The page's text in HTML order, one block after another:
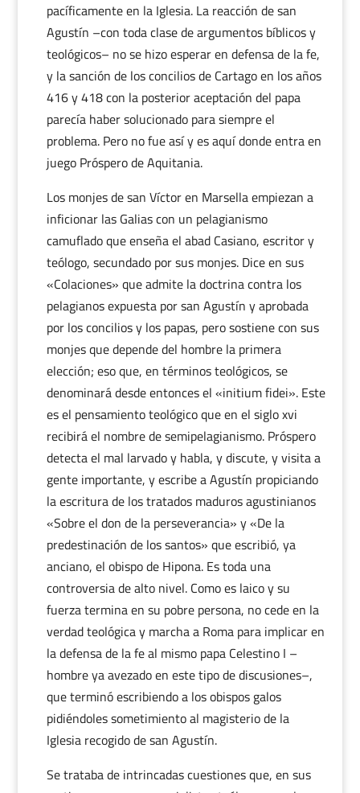
pacíficamente en la Iglesia. La reacción de san
Agustín –con toda clase de argumentos bíblicos y
teológicos– no se hizo esperar en defensa de la fe,
y la sanción de los concilios de Cartago en los años
416 y 418 con la posterior aceptación del papa
parecía haber solucionado para siempre el
problema. Pero no fue así y es aquí donde entra en
juego Próspero de Aquitania.
Los monjes de san Víctor en Marsella empiezan a
inficionar las Galias con un pelagianismo
camuflado que enseña el abad Casiano, escritor y
teólogo, secundado por sus monjes. Dice en sus
«Colaciones» que admite la doctrina contra los
pelagianos expuesta por san Agustín y aprobada
por los concilios y los papas, pero sostiene con sus
monjes que depende del hombre la primera
elección; eso que, en términos teológicos, se
denominará desde entonces el «initium fidei». Este
es el pensamiento teológico que en el siglo xvi
recibirá el nombre de semipelagianismo. Próspero
detecta el mal larvado y habla, y discute, y visita a
gente importante, y escribe a Agustín propiciando
la escritura de los tratados maduros agustinianos
«Sobre el don de la perseverancia» y «De la
predestinación de los santos» que escribió, ya
anciano, el obispo de Hipona. Es toda una
controversia de alto nivel. Como es laico y su
fuerza termina en su pobre persona, no cede en la
verdad teológica y marcha a Roma para implicar en
la defensa de la fe al mismo papa Celestino I –
hombre ya avezado en este tipo de discusiones–,
que terminó escribiendo a los obispos galos
pidiéndoles sometimiento al magisterio de la
Iglesia recogido de san Agustín.
Se trataba de intrincadas cuestiones que, en sus